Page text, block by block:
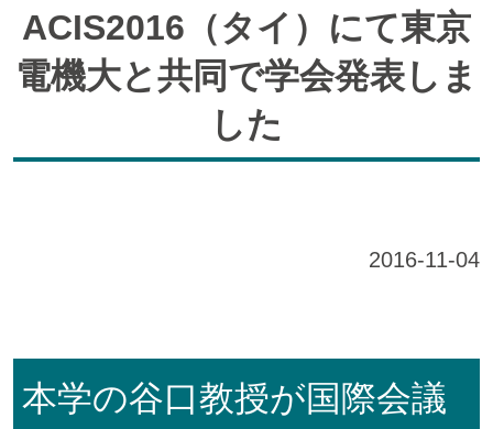
ACIS2016（タイ）にて東京
電機大と共同で学会発表しま
した
2016-11-04
本学の谷口教授が国際会議